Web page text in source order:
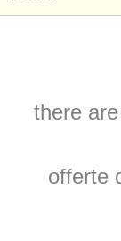
concorsi/
degree
degree
there
offerte